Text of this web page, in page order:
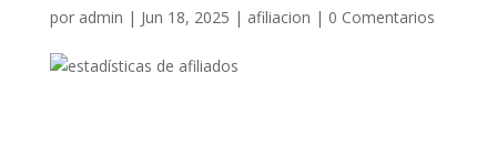
por admin | Jun 18, 2025 | afiliacion | 0 Comentarios